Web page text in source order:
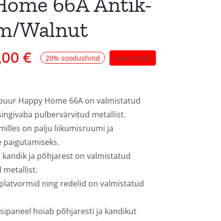
Walnut
€ 20% soodushind Laost otsas
Happy Home 66A on valmistatud
pulbervärvitud metallist.
on palju liikumisruumi ja
ja põhjarest on valmistatud
metallist.
ning redelid on valmistatud
hoiab põhjaresti ja kandikut